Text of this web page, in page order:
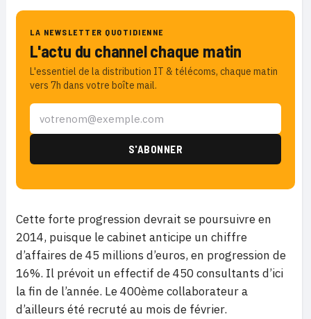
LA NEWSLETTER QUOTIDIENNE
L'actu du channel chaque matin
L'essentiel de la distribution IT & télécoms, chaque matin
vers 7h dans votre boîte mail.
Cette forte progression devrait se poursuivre en
2014, puisque le cabinet anticipe un chiffre
d’affaires de 45 millions d’euros, en progression de
16%. Il prévoit un effectif de 450 consultants d’ici
la fin de l’année. Le 400ème collaborateur a
d’ailleurs été recruté au mois de février.